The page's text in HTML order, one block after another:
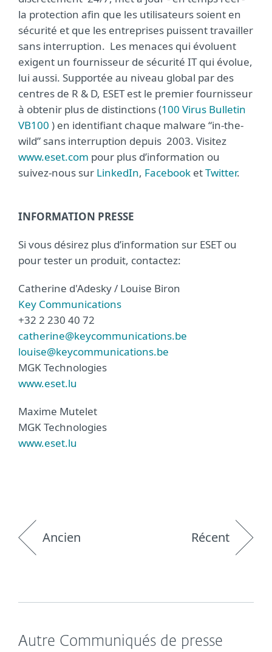
la protection afin que les utilisateurs soient en
sécurité et que les entreprises puissent travailler
sans interruption. Les menaces qui évoluent
exigent un fournisseur de sécurité IT qui évolue,
lui aussi. Supportée au niveau global par des
centres de R & D, ESET est le premier fournisseur
à obtenir plus de distinctions (100 Virus Bulletin
VB100 ) en identifiant chaque malware “in-the-
wild” sans interruption depuis 2003. Visitez
www.eset.com pour plus d’information ou
suivez-nous sur LinkedIn, Facebook etTwitter.
INFORMATION PRESSE
Si vous désirez plus d’information sur ESET ou
pour tester un produit, contactez:
Catherine d'Adesky / Louise Biron
Key Communications
+32 2 230 40 72
catherine@keycommunications.be
louise@keycommunications.be
MGK Technologies
www.eset.lu
Maxime Mutelet
MGK Technologies
www.eset.lu
Ancien Récent
Autre Communiqués de presse